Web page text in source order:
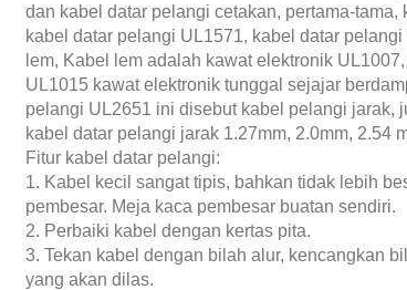
dan kabel datar pelangi cetakan, pertama-
kabel datar pelangi UL1571, kabel datar
lem, Kabel lem adalah kawat elektronik
UL1015 kawat elektronik tunggal sejajar
pelangi UL2651 ini disebut kabel pelangi jarak,
kabel datar pelangi jarak 1.27mm, 2.0mm, 2.54
Fitur kabel datar pelangi:
1. Kabel kecil sangat tipis, bahkan tidak lebih
pembesar. Meja kaca pembesar buatan sendiri.
2. Perbaiki kabel dengan kertas pita.
3. Tekan kabel dengan bilah alur, kencangkan
yang akan dilas.